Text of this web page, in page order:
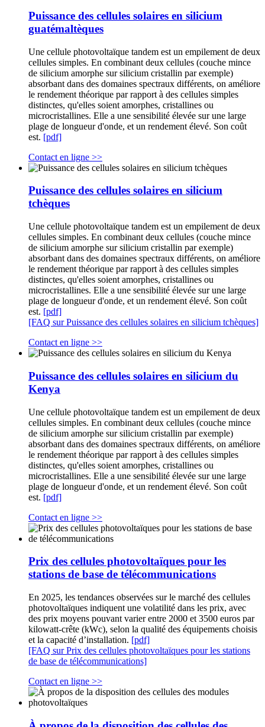
Puissance des cellules solaires en silicium
guatémaltèques
Une cellule photovoltaïque tandem est un empilement de deux
cellules simples. En combinant deux cellules (couche mince
de silicium amorphe sur silicium cristallin par exemple)
absorbant dans des domaines spectraux différents, on améliore
le rendement théorique par rapport à des cellules simples
distinctes, qu'elles soient amorphes, cristallines ou
microcristallines. Elle a une sensibilité élevée sur une large
plage de longueur d'onde, et un rendement élevé. Son coût
est. [pdf]
Contact en ligne >>
Puissance des cellules solaires en silicium
tchèques
Une cellule photovoltaïque tandem est un empilement de deux
cellules simples. En combinant deux cellules (couche mince
de silicium amorphe sur silicium cristallin par exemple)
absorbant dans des domaines spectraux différents, on améliore
le rendement théorique par rapport à des cellules simples
distinctes, qu'elles soient amorphes, cristallines ou
microcristallines. Elle a une sensibilité élevée sur une large
plage de longueur d'onde, et un rendement élevé. Son coût
est. [pdf]
[FAQ sur Puissance des cellules solaires en silicium tchèques]
Contact en ligne >>
Puissance des cellules solaires en silicium du
Kenya
Une cellule photovoltaïque tandem est un empilement de deux
cellules simples. En combinant deux cellules (couche mince
de silicium amorphe sur silicium cristallin par exemple)
absorbant dans des domaines spectraux différents, on améliore
le rendement théorique par rapport à des cellules simples
distinctes, qu'elles soient amorphes, cristallines ou
microcristallines. Elle a une sensibilité élevée sur une large
plage de longueur d'onde, et un rendement élevé. Son coût
est. [pdf]
Contact en ligne >>
Prix des cellules photovoltaïques pour les
stations de base de télécommunications
En 2025, les tendances observées sur le marché des cellules
photovoltaïques indiquent une volatilité dans les prix, avec
des prix moyens pouvant varier entre 2000 et 3500 euros par
kilowatt-crête (kWc), selon la qualité des équipements choisis
et la capacité d’installation. [pdf]
[FAQ sur Prix des cellules photovoltaïques pour les stations
de base de télécommunications]
Contact en ligne >>